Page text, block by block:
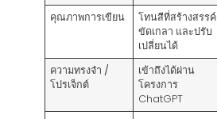
คุณภาพการเขียน
โทนสีที่สร้างสรรค์
ขัดเกลา และปรับ
เปลี่ยนได้
ความทรงจำ /
โปรเจ็กต์
เข้าถึงได้ผ่าน
โครงการ
ChatGPT